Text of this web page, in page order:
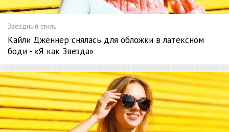
Звездный стиль.
Кайли Дженнер снялась для обложки в латексном
боди - «Я как Звезда»